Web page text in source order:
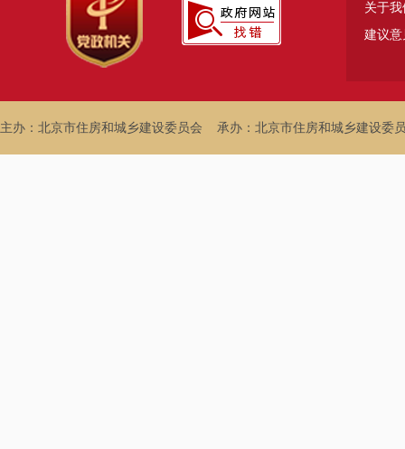
关于我
建议意
主办：北京市住房和城乡建设委员会 承办：北京市住房和城乡建设委